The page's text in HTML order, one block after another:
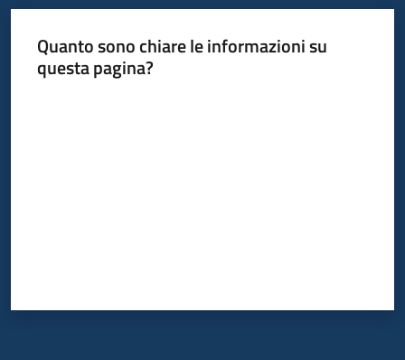
Quanto sono chiare le informazioni su
questa pagina?